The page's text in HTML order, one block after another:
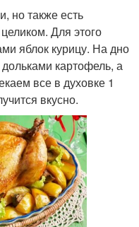
но также есть
Для этого
яблок курицу. На дно
картофель, а
все в духовке 1
вкусно.